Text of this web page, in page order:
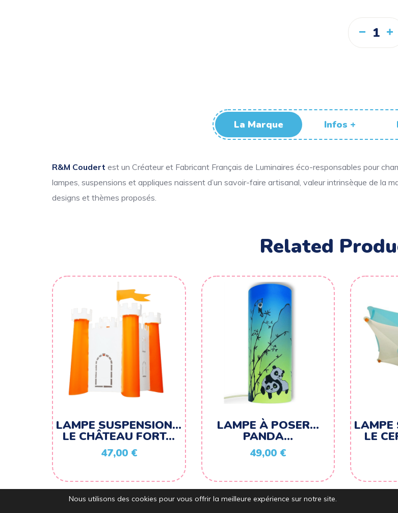
La Marque Infos +
R&M Coudert est un Créateur et Fabricant Français de Luminaires éco-responsables pour
lampes, suspensions et appliques naissent d’un savoir-faire artisanal, valeur intrinsèque de la
designs et thèmes proposés.
Related
LAMPE SUSPENSION…
LE CHÂTEAU FORT…
47,00 €
LAMPE À POSER…
PANDA…
49,00 €
LAMPE
LE
Nous utilisons des cookies pour vous offrir la meilleure expérience sur notre site.